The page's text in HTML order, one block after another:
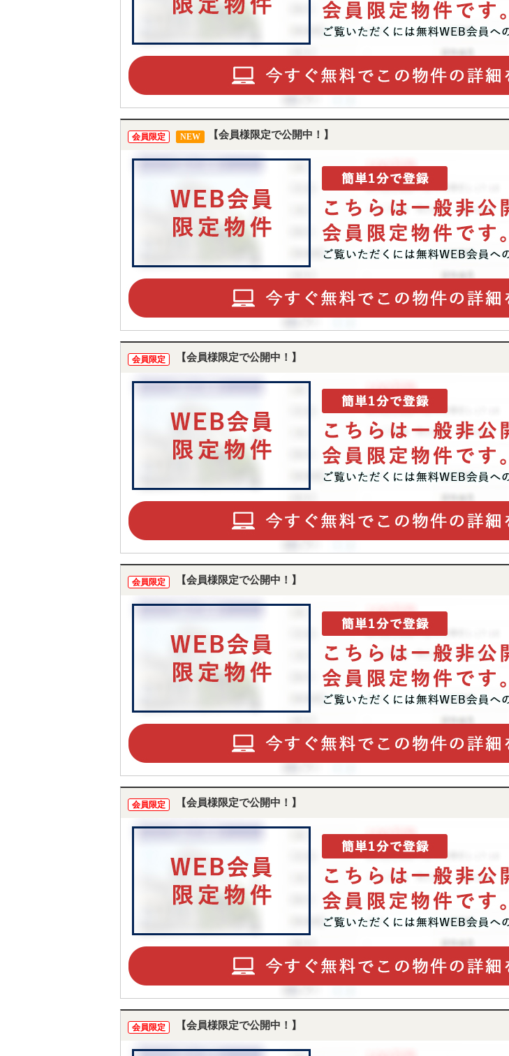
会員限定 NEW 【会員様限定で公開中！】
会員限定 【会員様限定で公開中！】
会員限定 【会員様限定で公開中！】
会員限定 【会員様限定で公開中！】
会員限定 【会員様限定で公開中！】